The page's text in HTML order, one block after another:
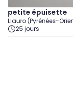
petite épuisette
Llauro (Pyrénées-
25 jours